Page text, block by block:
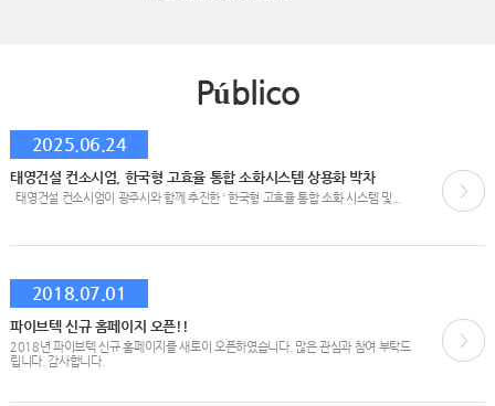
Público
2025.06.24
태영건설 컨소시엄, 한국형 고효율 통합 소화시스템 상용화 박차
태영건설 컨소시엄이 광주시와 함께 추진한 ‘ 한국형 고효율 통합 소화 시스템 및...
2018.07.01
파이브텍 신규 홈페이지 오픈!!
2018년 파이브텍 신규 홈페이지를 새로이 오픈하였습니다. 많은 관심과 참여 부탁드
립니다. 감사합니다.